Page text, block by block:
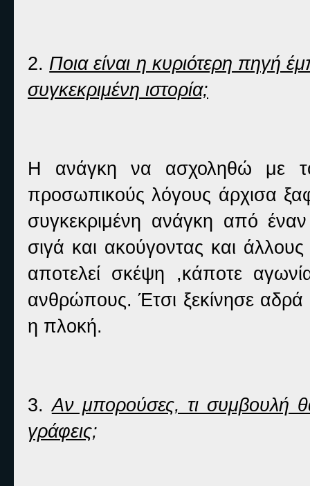
2. Ποια είναι η κυριότερη πηγή
συγκεκριμένη ιστορία;
Η ανάγκη να ασχοληθώ με το
προσωπικούς λόγους άρχισα
συγκεκριμένη ανάγκη από
σιγά και ακούγοντας και
αποτελεί σκέψη ,κάποτε
ανθρώπους. Έτσι ξεκίνησε
η πλοκή.
3.Αν μπορούσες, τι συμβουλή
γράφεις;